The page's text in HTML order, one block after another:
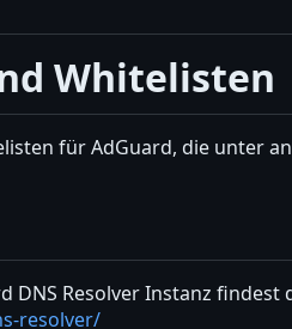
Whitelisten
für AdGuard, die unter
DNS Resolver Instanz findest
resolver/